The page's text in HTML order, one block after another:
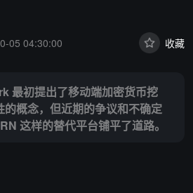
05 04:30:00 收藏
最初提出了移动端加密货币挖
的概念，但近期的争议和不确定
这样的替代平台铺平了道路。